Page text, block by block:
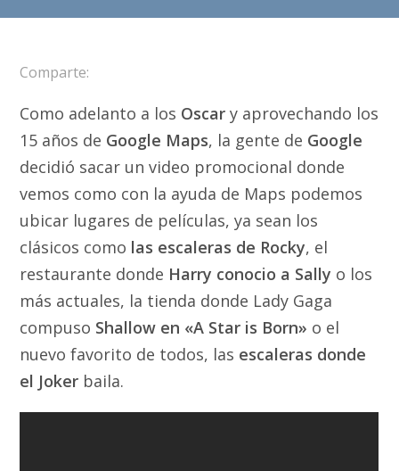
Comparte:
Como adelanto a los Oscary aprovechando los
15 años de Google Maps, la gente de Google
decidió sacar un video promocional donde
vemos como con la ayuda de Maps podemos
ubicar lugares de películas, ya sean los
clásicos como las escaleras de Rocky, el
restaurante donde Harry conocio a Sally o los
más actuales, la tienda donde Lady Gaga
compuso Shallow en «A Star is Born» o el
nuevo favorito de todos, las escaleras donde
el Joker baila.